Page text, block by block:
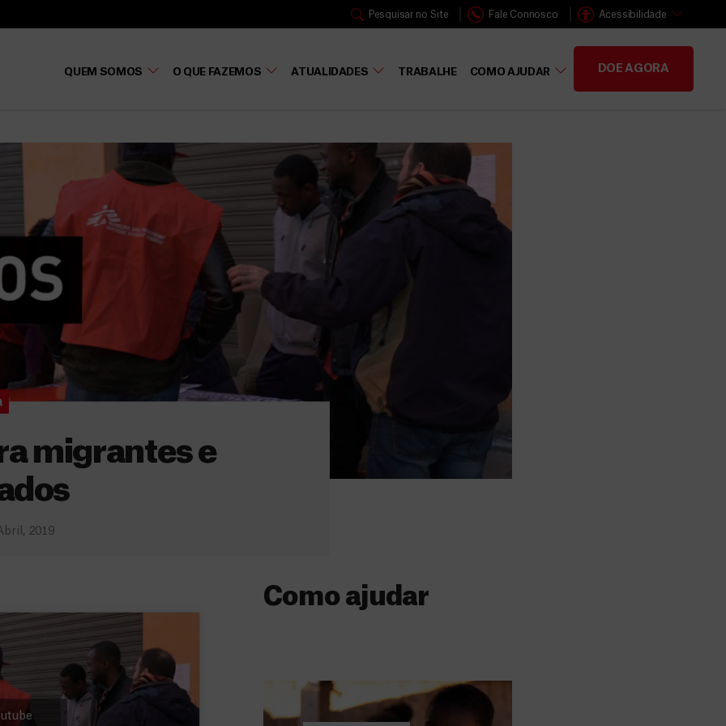
Pesquisar no Site Fale Connosco Acessibilidade
QUEM SOMOS O QUE FAZEMOS ATUALIDADES TRABALHE COMO AJUDAR DOE AGORA
migrantes e
2019
Como ajudar
ajuda-nos a levar cuidados médicos
a quem mais precisa.